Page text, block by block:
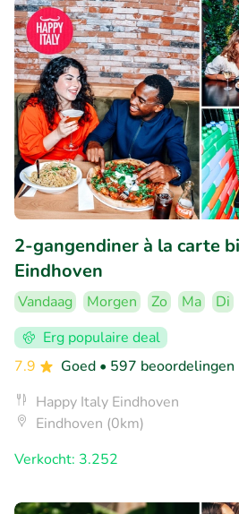
2-gangendiner à la carte
Eindhoven
Vandaag Morgen Zo Ma Di
Erg populaire deal
7.9
Goed • 597 beoordelingen
Happy Italy Eindhoven
Eindhoven (0km)
Verkocht: 3.252